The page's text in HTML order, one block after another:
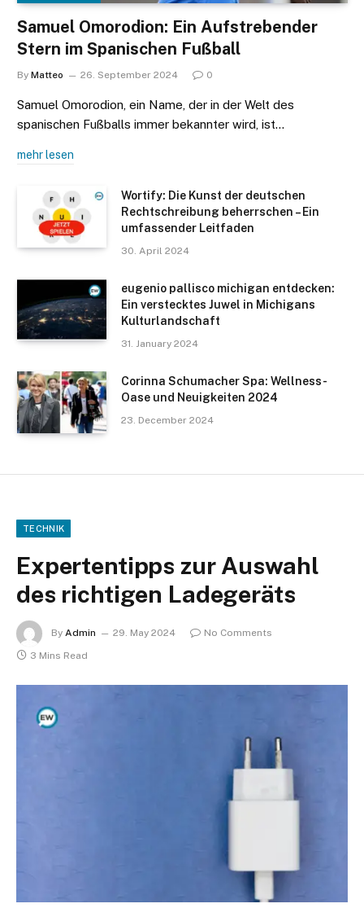
Samuel Omorodion: Ein Aufstrebender
Stern im Spanischen Fußball
By Matteo 26. September 2024 0
Samuel Omorodion, ein Name, der in der Welt des
spanischen Fußballs immer bekannter wird, ist…
mehr lesen
Wortify: Die Kunst der deutschen
Rechtschreibung beherrschen – Ein
umfassender Leitfaden
30. April 2024
eugenio pallisco michigan entdecken:
Ein verstecktes Juwel in Michigans
Kulturlandschaft
31. January 2024
Corinna Schumacher Spa: Wellness-
Oase und Neuigkeiten 2024
23. December 2024
TECHNIK
Expertentipps zur Auswahl
des richtigen Ladegeräts
By Admin 29. May 2024
No Comments
3 Mins Read